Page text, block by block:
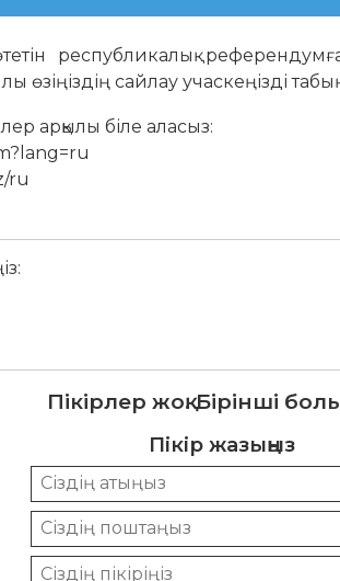
республикалық
өзіңіздің сайлау учаскеңізді
арқылы біле аласыз:
ru
Пікірлер жоқ. Бірінші
Пікір жазыңыз